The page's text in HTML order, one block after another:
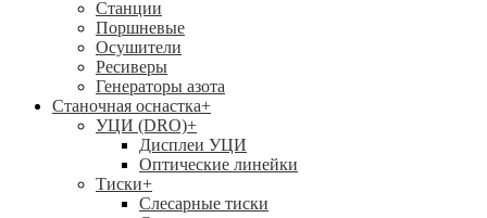
Станции
Поршневые
Осушители
Ресиверы
Генераторы азота
Станочная оснастка+
УЦИ (DRO)+
Дисплеи УЦИ
Оптические линейки
Тиски+
Слесарные тиски